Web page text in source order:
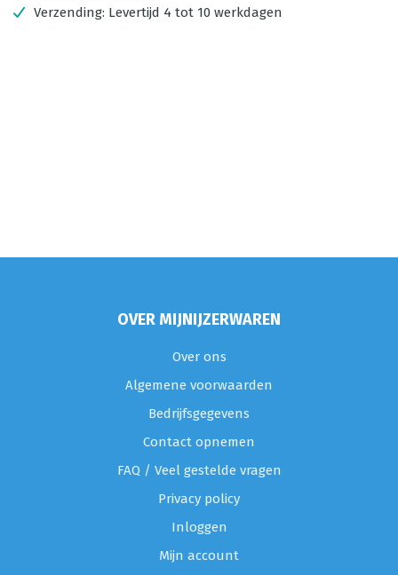
Verzending: Levertijd 4 tot 10 werkdagen
OVER MIJNIJZERWAREN
Over ons
Algemene voorwaarden
Bedrijfsgegevens
Contact opnemen
FAQ / Veel gestelde vragen
Privacy policy
Inloggen
Mijn account